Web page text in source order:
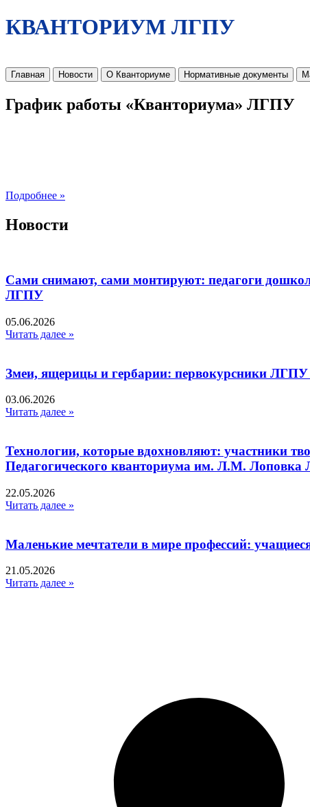
КВАНТОРИУМ ЛГПУ
Главная Новости О Кванториуме Нормативные документы
График работы «Кванториума» ЛГПУ
Подробнее »
Новости
Сами снимают, сами монтируют: педагоги
ЛГПУ​
05.06.2026
Читать далее »
Змеи, ящерицы и гербарии: первокурсники
03.06.2026
Читать далее »
Технологии, которые вдохновляют: участники
Педагогического кванториума им. Л.М.
22.05.2026
Читать далее »
Маленькие мечтатели в мире профессий:
21.05.2026
Читать далее »